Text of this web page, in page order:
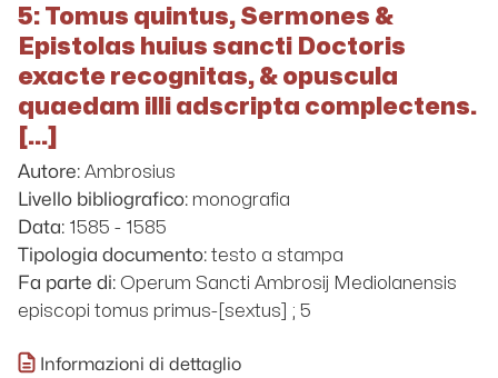
5: Tomus quintus, Sermones &
Epistolas huius sancti Doctoris
exacte recognitas, & opuscula
quaedam illi adscripta complectens.
[...]
Autore: Ambrosius
Livello bibliografico: monografia
Data: 1585 - 1585
Tipologia documento: testo a stampa
Fa parte di: Operum Sancti Ambrosij Mediolanensis
episcopi tomus primus-[sextus] ; 5
Informazioni di dettaglio